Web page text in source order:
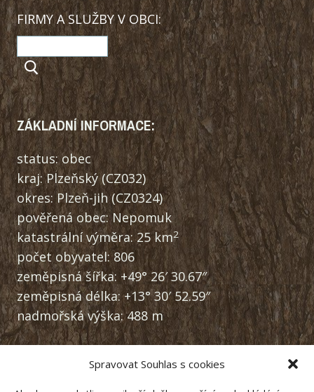
Spravovat Souhlas s cookies
FIRMY A SLUŽBY V OBCI:
ZÁKLADNÍ INFORMACE:
status: obec
kraj: Plzeňský (CZ032)
okres: Plzeň-jih (CZ0324)
pověřená obec: Nepomuk
katastrální výměra: 25 km2
počet obyvatel: 806
zeměpisná šířka: +49° 26′ 30.67″
zeměpisná délka: +13° 30′ 52.59″
nadmořská výška: 488 m